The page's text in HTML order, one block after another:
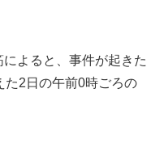
よると、事件が起きた
た2日の午前0時ごろの